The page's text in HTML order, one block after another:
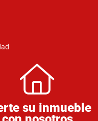
su inmueble